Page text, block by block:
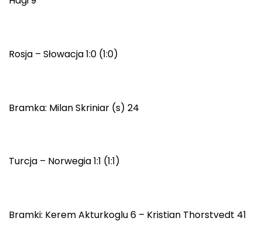
Rosja – Słowacja 1:0 (1:0)
Bramka: Milan Skriniar (s) 24
Turcja – Norwegia 1:1 (1:1)
Bramki: Kerem Akturkoglu 6 – Kristian Thorstvedt 41